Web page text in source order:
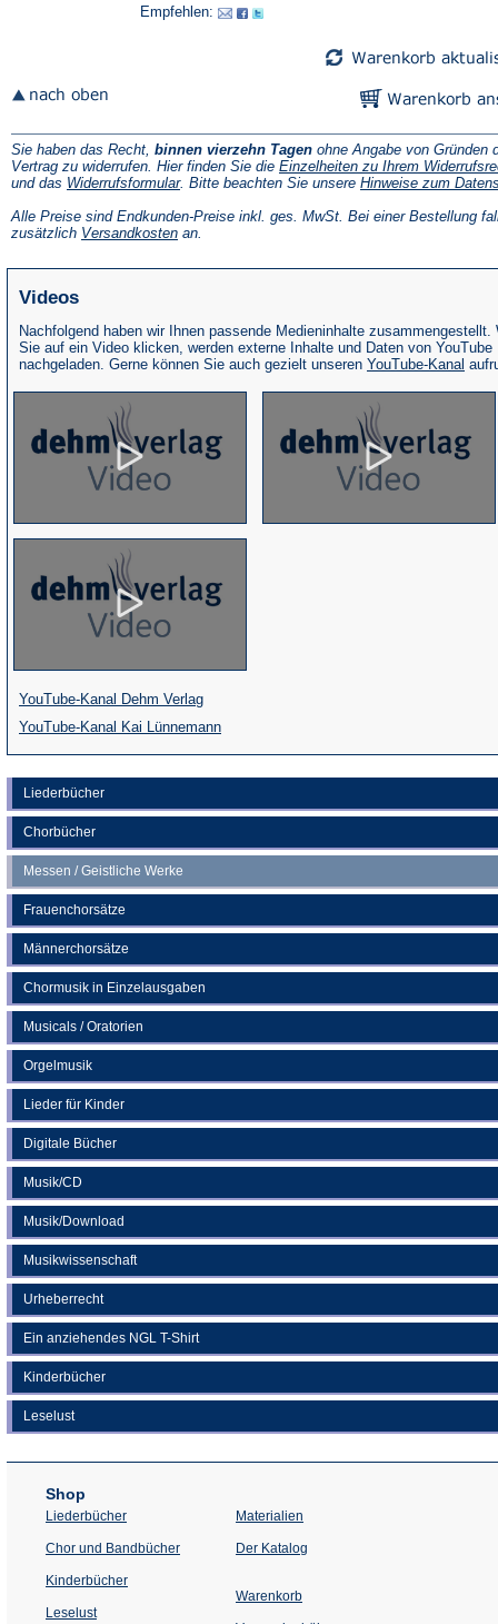
Liederbücher
Chorbücher
Messen / Geistliche Werke
Frauenchorsätze
Männerchorsätze
Chormusik in Einzelausgaben
Musicals / Oratorien
Orgelmusik
Lieder für Kinder
Digitale Bücher
Musik/CD
Musik/Download
Musikwissenschaft
Urheberrecht
Ein anziehendes NGL T-Shirt
Kinderbücher
Leselust
Empfehlen:
Sie haben das Recht, binnen vierzehn Tagen ohne Angabe von Gründen
Vertrag zu widerrufen. Hier finden Sie die Einzelheiten zu Ihrem
und das Widerrufsformular(Öffnet
einem
neuen
. Bitte beachten Sie unsere Hinweise zum
Alle Preise sind Endkunden-Preise inkl. ges. MwSt. Bei einer Bestellung
zusätzlich Versandkosten(Öffnet
an.
Videos
Nachfolgend haben wir Ihnen passende Medieninhalte zusammengestellt.
Sie auf ein Video klicken, werden externe Inhalte und Daten von YouTube
nachgeladen. Gerne können Sie auch gezielt unseren YouTube-Kanal
YouTube-Kanal Dehm Verlag(Öffnet
in
einem
neuen
Tab)
YouTube-Kanal Kai Lünnemann(Öffnet
in
einem
neuen
Shop
Liederbücher
Chor und Bandbücher
Kinderbücher
Leselust
Materialien
Der Katalog
Warenkorb